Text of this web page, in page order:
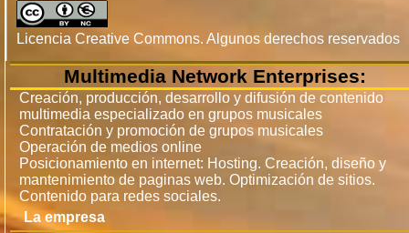
Licencia Creative Commons. Algunos derechos reservados
Multimedia Network Enterprises:
Creación, producción, desarrollo y difusión de contenido
multimedia especializado en grupos musicales
Contratación y promoción de grupos musicales
Operación de medios online
Posicionamiento en internet: Hosting. Creación, diseño y
mantenimiento de paginas web. Optimización de sitios.
Contenido para redes sociales.
La empresa